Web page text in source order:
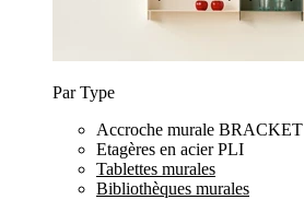
Par Type
Accroche murale BRACKET
Etagères en acier PLI
Tablettes murales
Bibliothèques murales